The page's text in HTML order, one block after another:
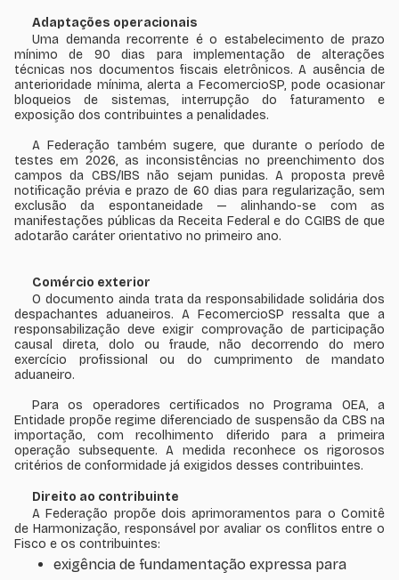
Adaptações operacionais
Uma demanda recorrente é o estabelecimento de prazo
mínimo de 90 dias para implementação de alterações
técnicas nos documentos fiscais eletrônicos. A ausência de
anterioridade mínima, alerta a FecomercioSP, pode ocasionar
bloqueios de sistemas, interrupção do faturamento e
exposição dos contribuintes a penalidades.
A Federação também sugere, que durante o período de
testes em 2026, as inconsistências no preenchimento dos
campos da CBS/IBS não sejam punidas. A proposta prevê
notificação prévia e prazo de 60 dias para regularização, sem
exclusão da espontaneidade — alinhando-se com as
manifestações públicas da Receita Federal e do CGIBS de que
adotarão caráter orientativo no primeiro ano.
Comércio exterior
O documento ainda trata da responsabilidade solidária dos
despachantes aduaneiros. A FecomercioSP ressalta que a
responsabilização deve exigir comprovação de participação
causal direta, dolo ou fraude, não decorrendo do mero
exercício profissional ou do cumprimento de mandato
aduaneiro.
Para os operadores certificados no Programa OEA, a
Entidade propõe regime diferenciado de suspensão da CBS na
importação, com recolhimento diferido para a primeira
operação subsequente. A medida reconhece os rigorosos
critérios de conformidade já exigidos desses contribuintes.
Direito ao contribuinte
A Federação propõe dois aprimoramentos para o Comitê
de Harmonização, responsável por avaliar os conflitos entre o
Fisco e os contribuintes:
exigência de fundamentação expressa para